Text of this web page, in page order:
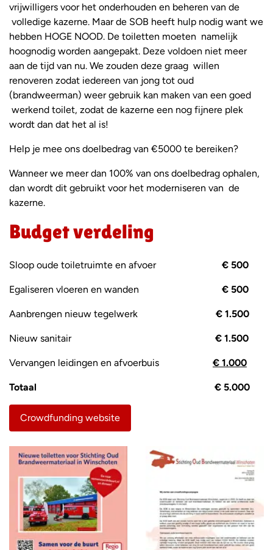
vrijwilligers voor het onderhouden en beheren van de
volledige kazerne. Maar de SOB heeft hulp nodig want we
hebben HOGE NOOD. De toiletten moeten namelijk
hoognodig worden aangepakt. Deze voldoen niet meer
aan de tijd van nu. We zouden deze graag willen
renoveren zodat iedereen van jong tot oud
(brandweerman) weer gebruik kan maken van een goed
werkend toilet, zodat de kazerne een nog fijnere plek
wordt dan dat het al is!
Help je mee ons doelbedrag van €5000 te bereiken?
Wanneer we meer dan 100% van ons doelbedrag ophalen,
dan wordt dit gebruikt voor het moderniseren van de
kazerne.
Budget verdeling
Sloop oude toiletruimte en afvoer € 500
Egaliseren vloeren en wanden € 500
Aanbrengen nieuw tegelwerk € 1.500
Nieuw sanitair € 1.500
Vervangen leidingen en afvoerbuis € 1.000
Totaal € 5.000
Crowdfunding website
Foto
album
overslaan